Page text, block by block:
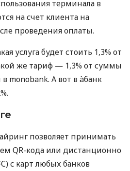
терминала в
на счет клиента на
проведения оплаты.
услуга будет стоить 1,3% от
же тариф — 1,3% от суммы
monobank. А вот в àбанк
позволяет принимать
QR-кода или дистанционно
с карт любых банков